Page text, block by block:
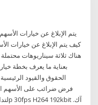
كيف يتم الإبلاغ عن خيارات
هناك ثلاثة سيناريوهات
بعناية ما يعرف بخطة
الحقوق والقيود
فرض ضرائب على الأسهم